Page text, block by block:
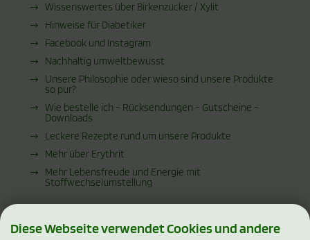
Wissenswertes über Birkenzucker / Xylit
Hinweise für Diabetiker
Facebook und Instagram
Nachhaltig umweltbewusst
Unsere Philosophie oder wieso sind unsere Produkte
so pur?
Wie bestelle ich - Rücksendungen - Gutscheine -
Downloads
Leckere Rezepte rund um unsere Produkte
Mehr über Erythrit
Mehr Lebensfreude und Energie mit
Stoffwechselumstellung
Diese Webseite verwendet Cookies und andere